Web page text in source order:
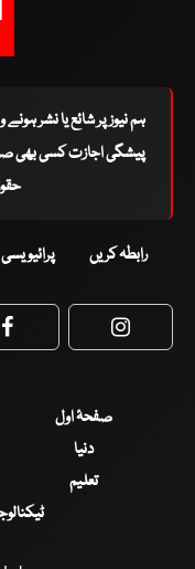
ہم نیوز پر شائع یا نشر
پیشگی اجازت کسی بھی
رابطہ کریں
Facebook
صفحۂ اول
دنیا
تعلیم